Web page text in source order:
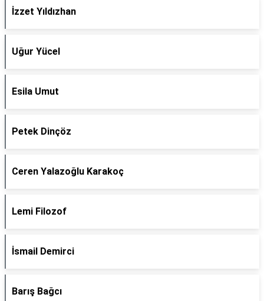
İzzet Yıldızhan
Uğur Yücel
Esila Umut
Petek Dinçöz
Ceren Yalazoğlu Karakoç
Lemi Filozof
İsmail Demirci
Barış Bağcı